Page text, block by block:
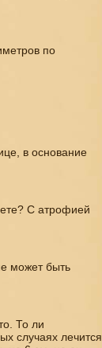
по
в основание
С атрофией
может быть
То ли
случаях лечится